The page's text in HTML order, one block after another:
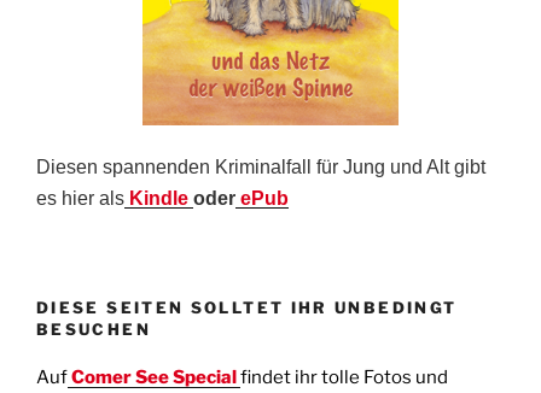
Diesen spannenden Kriminalfall für Jung und Alt gibt
es hier als Kindle oder ePub
DIESE SEITEN SOLLTET IHR UNBEDINGT
BESUCHEN
AufComer See Special findet ihr tolle Fotos und